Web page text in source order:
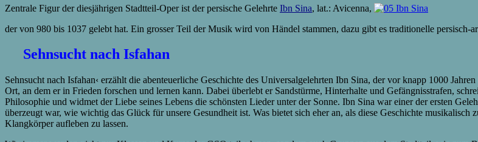
Zentrale Figur der diesjährigen Stadtteil-Oper ist der persische Gelehrte Ibn Sina, lat.: Avicenna,
der von 980 bis 1037 gelebt hat. Ein grosser Teil der Musik wird von Händel stammen, dazu gibt es traditionelle persisch-
Sehnsucht nach Isfahan
Sehnsucht nach Isfahan‹ erzählt die abenteuerliche Geschichte des Universalgelehrten Ibn Sina, der vor knapp 1000
Ort, an dem er in Frieden forschen und lernen kann. Dabei überlebt er Sandstürme, Hinterhalte und Gefängnisstrafen,
Philosophie und widmet der Liebe seines Lebens die schönsten Lieder unter der Sonne. Ibn Sina war einer der ersten
überzeugt war, wie wichtig das Glück für unsere Gesundheit ist. Was bietet sich eher an, als diese Geschichte musikalisch
Klangkörper aufleben zu lassen.